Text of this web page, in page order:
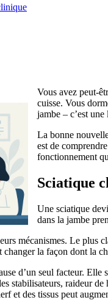
Vous avez peut-
cuisse. Vous
jambe – c’est
La bonne
est de
fonctionnement
Sciatique
Une sciatique
dans la jambe
mécanismes. Le plus
la façon dont la
d’un seul facteur.
stabilisateurs, raideur
et des tissus peut